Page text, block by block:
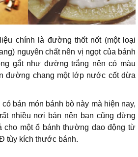
chính là đường thốt nốt (một loại
nguyên chất nên vị ngọt của bánh
gắt như đường trắng nên có màu
đường chang một lớp nước cốt dừa
bán món bánh bò này mà hiện nay,
nhiều nơi bán nên bạn cũng đừng
cho một ổ bánh thường dao động từ
tùy kích thước bánh.